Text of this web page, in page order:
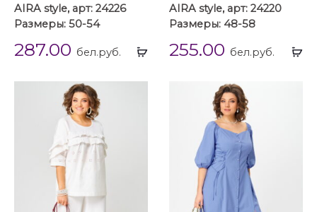
Выбрать
AIRA style, арт: 24226
Размеры: 50-54
287.00 бел.руб.
AIRA style, арт: 24220
Размеры: 48-58
255.00 бел.руб.